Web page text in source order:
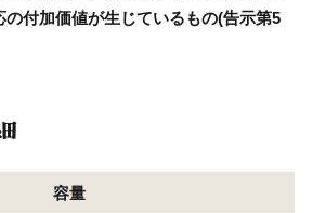
の付加価値が生じているもの(告示第5
容量